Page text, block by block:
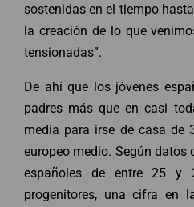
sostenidas en el tiempo
la creación de lo que
tensionadas”.
De ahí que los jóvenes
padres más que en casi
media para irse de casa de
europeo medio. Según datos
españoles de entre 25 y
progenitores, una cifra en